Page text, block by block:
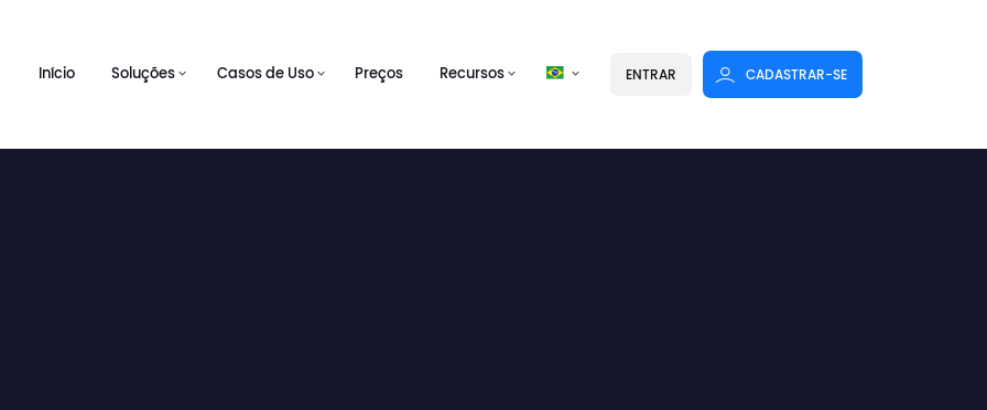
Início Soluções Casos de Uso Preços Recursos ENTRAR CADASTRAR-SE